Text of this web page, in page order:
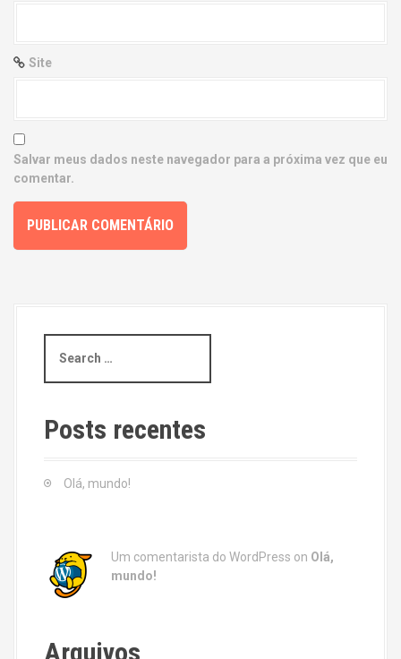
Site
Salvar meus dados neste navegador para a próxima vez que eu
comentar.
a
c
h
Posts recentes
Olá, mundo!
Um comentarista do WordPress on Olá,
mundo!
Arquivos